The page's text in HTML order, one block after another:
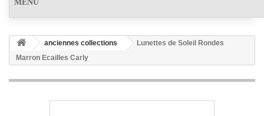
MENU
anciennes collections
Lunettes de Soleil Rondes
Marron Ecailles Carly